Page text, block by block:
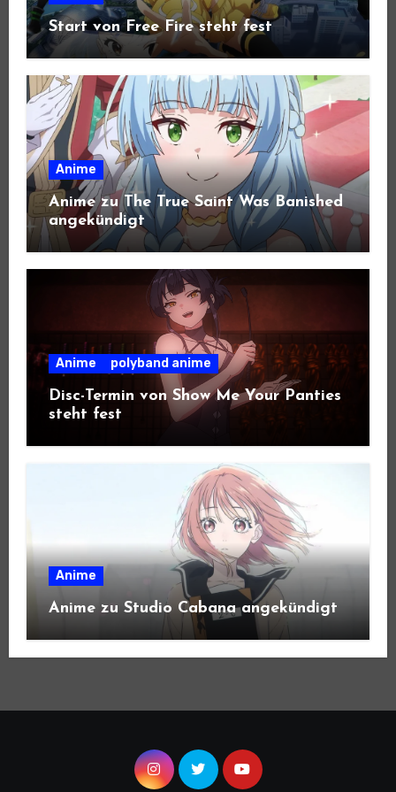
Start von Free Fire steht fest
Anime
Anime zu The True Saint Was Banished
angekündigt
Anime polyband anime
Disc-Termin von Show Me Your Panties
steht fest
Anime
Anime zu Studio Cabana angekündigt